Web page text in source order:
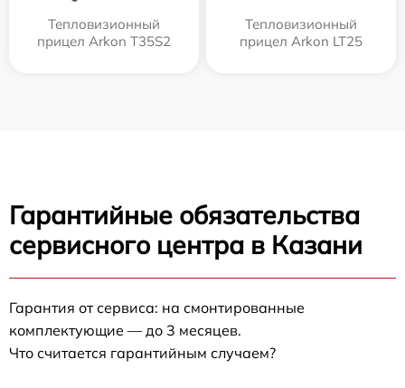
Тепловизионный
прицел Arkon T35S2
Тепловизионный
прицел Arkon LT25
Гарантийные обязательства
сервисного центра в Казани
Гарантия от сервиса: на смонтированные
комплектующие — до 3 месяцев.
Что считается гарантийным случаем?